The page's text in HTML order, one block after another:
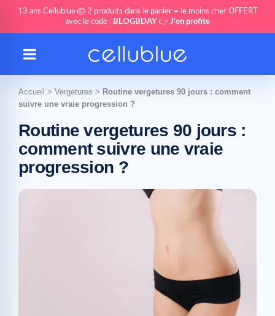
13 ans Cellublue 🎂 2 produits dans le panier = le moins cher OFFERT
avec le code : BLOGBDAY 👉 J'en profite
Accueil > Vergetures > Routine vergetures 90 jours : comment
suivre une vraie progression ?
Routine vergetures 90 jours :
comment suivre une vraie
progression ?